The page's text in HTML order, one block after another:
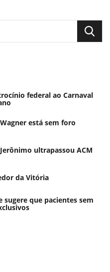
federal ao Carnaval
está sem foro
ultrapassou ACM
da Vitória
sugere que pacientes sem